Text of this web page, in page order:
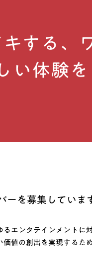
キする、
い体験を
ーを募集していま
エンタテインメントに
値の創出を実現するた